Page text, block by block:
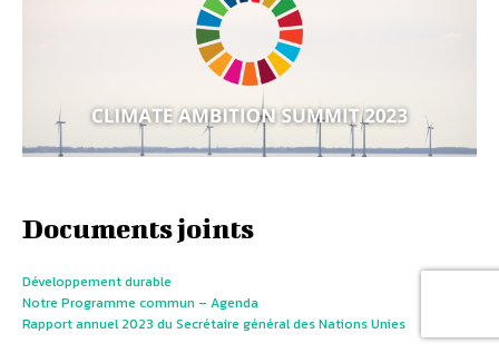
Documents joints
Développement durable
Notre Programme commun – Agenda
Rapport annuel 2023 du Secrétaire général des Nations Unies